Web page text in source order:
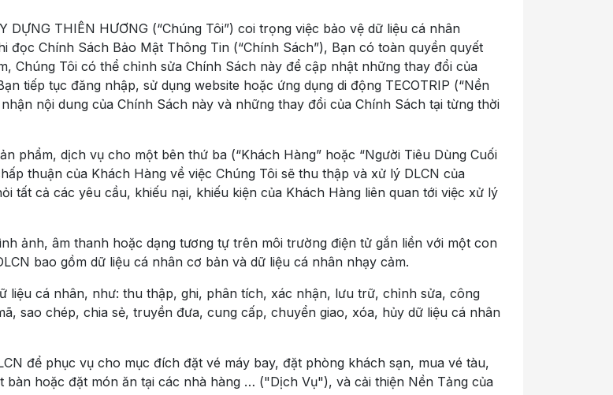
DỰNG THIÊN HƯƠNG (“Chúng Tôi”) coi trọng việc bảo vệ dữ liệu cá nhân
đọc Chính Sách Bảo Mật Thông Tin (“Chính Sách”), Bạn có toàn quyền quyết
Chúng Tôi có thể chỉnh sửa Chính Sách này để cập nhật những thay đổi của
tiếp tục đăng nhập, sử dụng website hoặc ứng dụng di động TECOTRIP (“Nền
nội dung của Chính Sách này và những thay đổi của Chính Sách tại từng thời
phẩm, dịch vụ cho một bên thứ ba (“Khách Hàng” hoặc “Người Tiêu Dùng Cuối
thuận của Khách Hàng về việc Chúng Tôi sẽ thu thập và xử lý DLCN của
tất cả các yêu cầu, khiếu nại, khiếu kiện của Khách Hàng liên quan tới việc xử lý
ảnh, âm thanh hoặc dạng tương tự trên môi trường điện tử gắn liền với một con
bao gồm dữ liệu cá nhân cơ bản và dữ liệu cá nhân nhạy cảm.
liệu cá nhân, như: thu thập, ghi, phân tích, xác nhận, lưu trữ, chỉnh sửa, công
sao chép, chia sẻ, truyền đưa, cung cấp, chuyển giao, xóa, hủy dữ liệu cá nhân
để phục vụ cho mục đích đặt vé máy bay, đặt phòng khách sạn, mua vé tàu,
hoặc đặt món ăn tại các nhà hàng … ("Dịch Vụ"), và cải thiện Nền Tảng của